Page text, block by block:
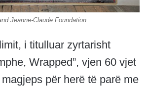
Jeanne-Claude Foundation
i titulluar zyrtarisht
Wrapped”, vjen 60 vjet
për herë të parë me